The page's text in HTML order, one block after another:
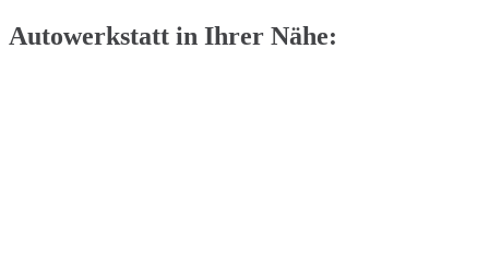
Autowerkstatt in Ihrer Nähe: